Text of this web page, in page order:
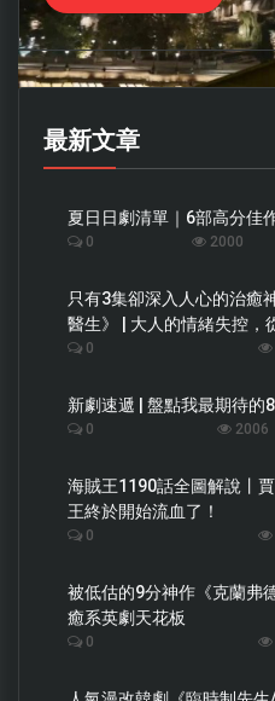
最新文章
夏日日劇清單｜6部高分佳
0 2000
只有3集卻深入人心的治癒
醫生》 | 大人的情緒失控，
0
新劇速遞 | 盤點我最期待的
0 2006
海賊王1190話全圖解說丨
王終於開始流血了！
0
被低估的9分神作《克蘭弗
癒系英劇天花板
0